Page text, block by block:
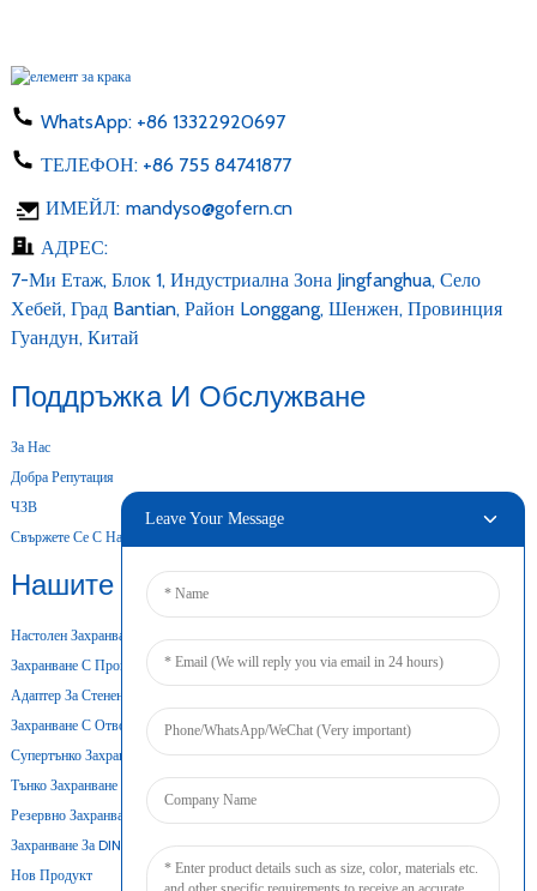
WhatsApp: +86 13322920697
ТЕЛЕФОН: +86 755 84741877
ИМЕЙЛ: mandyso@gofern.cn
АДРЕС:
7-Ми Етаж, Блок 1, Индустриална Зона Jingfanghua, Село
Хебей, Град Bantian, Район Longgang, Шенжен, Провинция
Гуандун, Китай
Поддръжка И Обслужване
За Нас
Добра Репутация
ЧЗВ
Свържете Се С Нас
Нашите Продукти
Настолен Захранващ Адаптер
Захранване С Променлив Ток И Постоянен Ток
Адаптер За Стенен Монтаж
Захранване С Отворена Рамка
Супертънко Захранване
Тънко Захранване
Резервно Захранване С Батерия
Захранване За DIN Шина
Нов Продукт
Leave Your Message